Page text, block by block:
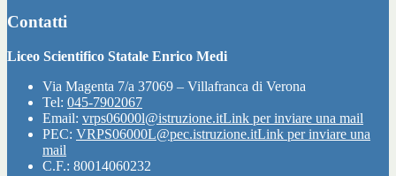
Contatti
Liceo Scientifico Statale Enrico Medi
Via Magenta 7/a 37069 – Villafranca di Verona
Tel: 045-7902067
Email: vrps06000l@istruzione.itLink per inviare una mail
PEC: VRPS06000L@pec.istruzione.itLink per inviare una
mail
C.F.: 80014060232